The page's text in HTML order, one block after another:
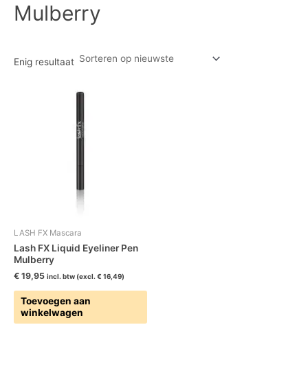
Mulberry
Enig resultaat
LASH FX Mascara
Lash FX Liquid Eyeliner Pen
Mulberry
€ 19,95 incl. btw (excl. € 16,49)
Toevoegen aan
winkelwagen